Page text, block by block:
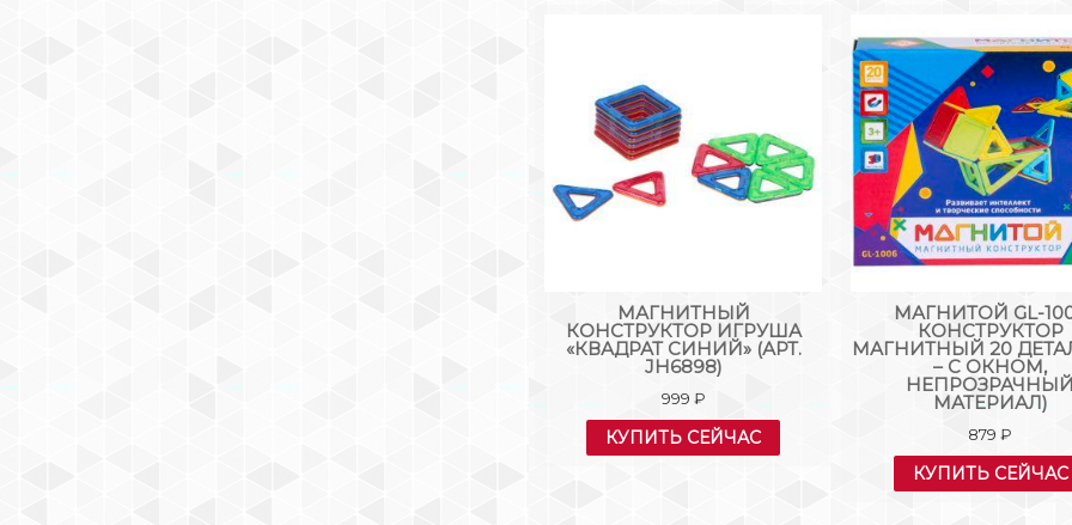
МАГНИТНЫЙ
КОНСТРУКТОР ИГРУША
«КВАДРАТ СИНИЙ» (АРТ.
JH6898)
999 ₽
КУПИТЬ СЕЙЧАС
МАГНИТОЙ GL-
КОНСТРУКТОР
МАГНИТНЫЙ 20
– С ОКНОМ,
МАТЕРИАЛ)
879₽
КУПИТЬ СЕЙЧАС